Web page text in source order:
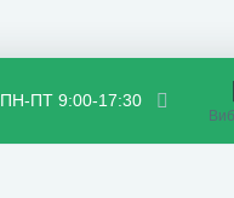
ПН-ПТ 9:00-17:30